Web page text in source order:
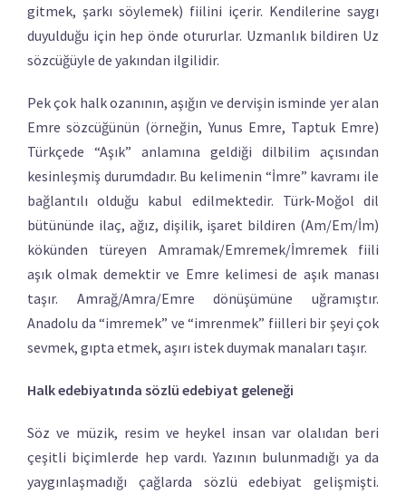
gitmek, şarkı söylemek) fiilini içerir. Kendilerine saygı
duyulduğu için hep önde otururlar. Uzmanlık bildiren Uz
sözcüğüyle de yakından ilgilidir.
Pek çok halk ozanının, aşığın ve dervişin isminde yer alan
Emre sözcüğünün (örneğin, Yunus Emre, Taptuk Emre)
Türkçede “Aşık” anlamına geldiği dilbilim açısından
kesinleşmiş durumdadır. Bu kelimenin “İmre” kavramı ile
bağlantılı olduğu kabul edilmektedir. Türk-Moğol dil
bütününde ilaç, ağız, dişilik, işaret bildiren (Am/Em/İm)
kökünden türeyen Amramak/Emremek/İmremek fiili
aşık olmak demektir ve Emre kelimesi de aşık manası
taşır. Amrağ/Amra/Emre dönüşümüne uğramıştır.
Anadolu da “imremek” ve “imrenmek” fiilleri bir şeyi çok
sevmek, gıpta etmek, aşırı istek duymak manaları taşır.
Halk edebiyatında sözlü edebiyat geleneği
Söz ve müzik, resim ve heykel insan var olalıdan beri
çeşitli biçimlerde hep vardı. Yazının bulunmadığı ya da
yaygınlaşmadığı çağlarda sözlü edebiyat gelişmişti.